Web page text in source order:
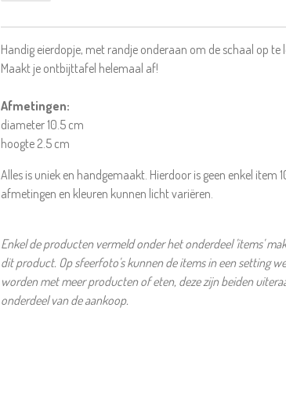
Handig eierdopje, met randje onderaan om de schaal op te
Maakt je ontbijttafel helemaal af!
Afmetingen:
diameter 10.5 cm
hoogte 2.5 cm
Alles is uniek en handgemaakt. Hierdoor is geen enkel item
afmetingen en kleuren kunnen licht variëren.
Enkel de producten vermeld onder het onderdeel 'items'
dit product. Op sfeerfoto's kunnen de items in een setting
worden met meer producten of eten, deze zijn beiden
onderdeel van de aankoop.